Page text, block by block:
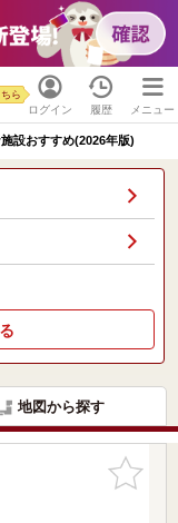
ログイン
ら
履歴 メニュー
設おすすめ(2026年版)
地図から探す
お気に入
りに追加